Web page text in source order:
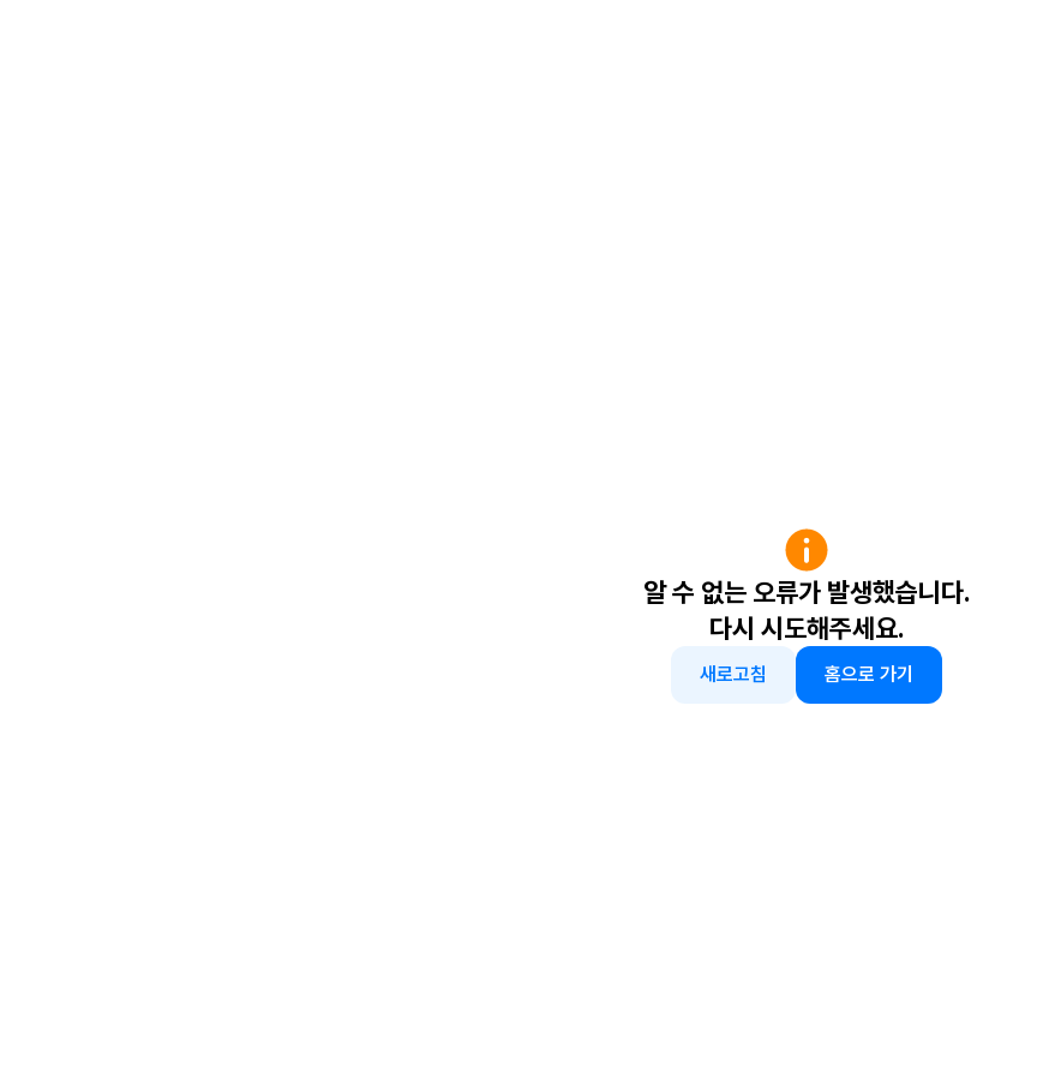
알 수 없는 오류가 발생했습니다.
다시 시도해주세요.
새로고침 홈으로 가기